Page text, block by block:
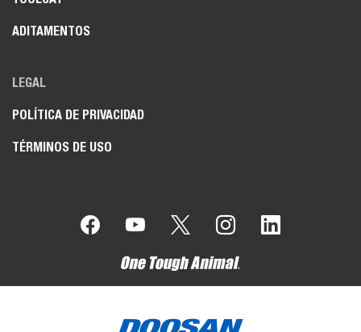
ADITAMENTOS
LEGAL
POLÍTICA DE PRIVACIDAD
TÉRMINOS DE USO